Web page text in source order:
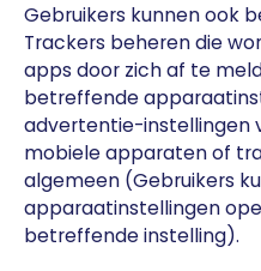
Gebruikers kunnen ook
Trackers beheren die
apps door zich af te
betreffende
advertentie-instellingen
mobiele apparaten of
algemeen (Gebruikers
apparaatinstellingen
betreffende instelling).